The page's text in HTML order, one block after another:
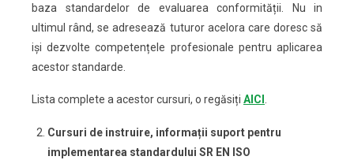
baza standardelor de evaluarea conformității. Nu in
ultimul rând, se adresează tuturor acelora care doresc să
iși dezvolte competențele profesionale pentru aplicarea
acestor standarde.
Lista complete a acestor cursuri, o regăsiți AICI .
Cursuri de instruire, informații suport pentru
implementarea standardului SR EN ISO